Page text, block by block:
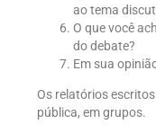
ao tema
O que você
do debate?
Em sua
Os relatórios
pública, em grupos.